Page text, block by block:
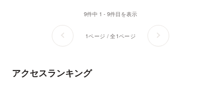
9件中 1 - 9件目を表示
1ページ / 全1ページ
アクセスランキング